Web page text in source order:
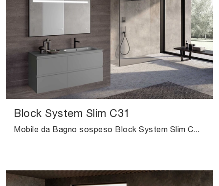
Block System Slim C31
Mobile da Bagno sospeso Block System Slim C31 di Baxar: clicca e ottieni informazioni su mobili bagno sospesi in laccato opaco e elementi accessori ...